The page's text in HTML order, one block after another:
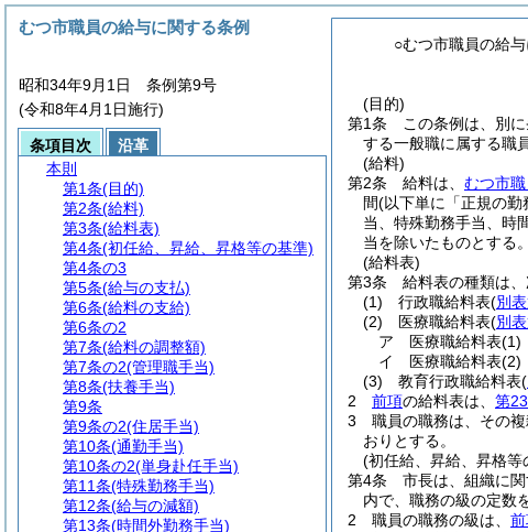
○むつ市職員の給
(目的)
第1条
この条例は、別
する一般職に属する職
(給料)
第2条
給料は、 むつ市
間(以下単に「正規の勤
当、特殊勤務手当、時
当を除いたものとする。
(給料表)
第3条
給料表の種類は
(1)
行政職給料表(別
(2)
医療職給料表(別
ア
医療職給料表(1)
イ
医療職給料表(2)
(3)
教育行政職給料表(
2
前項の給料表は、 第
3
職員の職務は、その
おりとする。
(初任給、昇給、昇格等
第4条
市長は、組織に
内で、職務の級の定数
2
職員の職務の級は、
むつ市職員の給与に関する条例
昭和34年9月1日 条例第9号
(令和8年4月1日施行)
条項目次
沿革
本則
第1条(目的)
第2条(給料)
第3条(給料表)
第4条(初任給、昇給、昇格等の基準)
第4条の3
第5条(給与の支払)
第6条(給料の支給)
第6条の2
第7条(給料の調整額)
第7条の2(管理職手当)
第8条(扶養手当)
第9条
第9条の2(住居手当)
第10条(通勤手当)
第10条の2(単身赴任手当)
第11条(特殊勤務手当)
第12条(給与の減額)
第13条(時間外勤務手当)